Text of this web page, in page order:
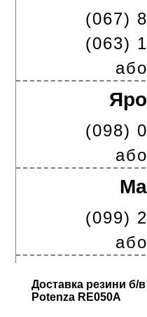
(067)
(063)
(098)
(099)
Доставка резини б/
Potenza RE050A